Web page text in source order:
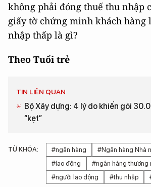
không phải đóng thuế thu nhập
giấy tờ chứng minh khách hàng
nhập thấp là gì?
Theo Tuổi trẻ
TIN LIÊN QUAN
Bộ Xây dựng: 4 lý do khiến gói
“kẹt”
TỪ KHÓA: #ngân hàng
#Ngân hàng Nhà
#lao động
#ngân hàng thương
#người lao động
#thu nhập